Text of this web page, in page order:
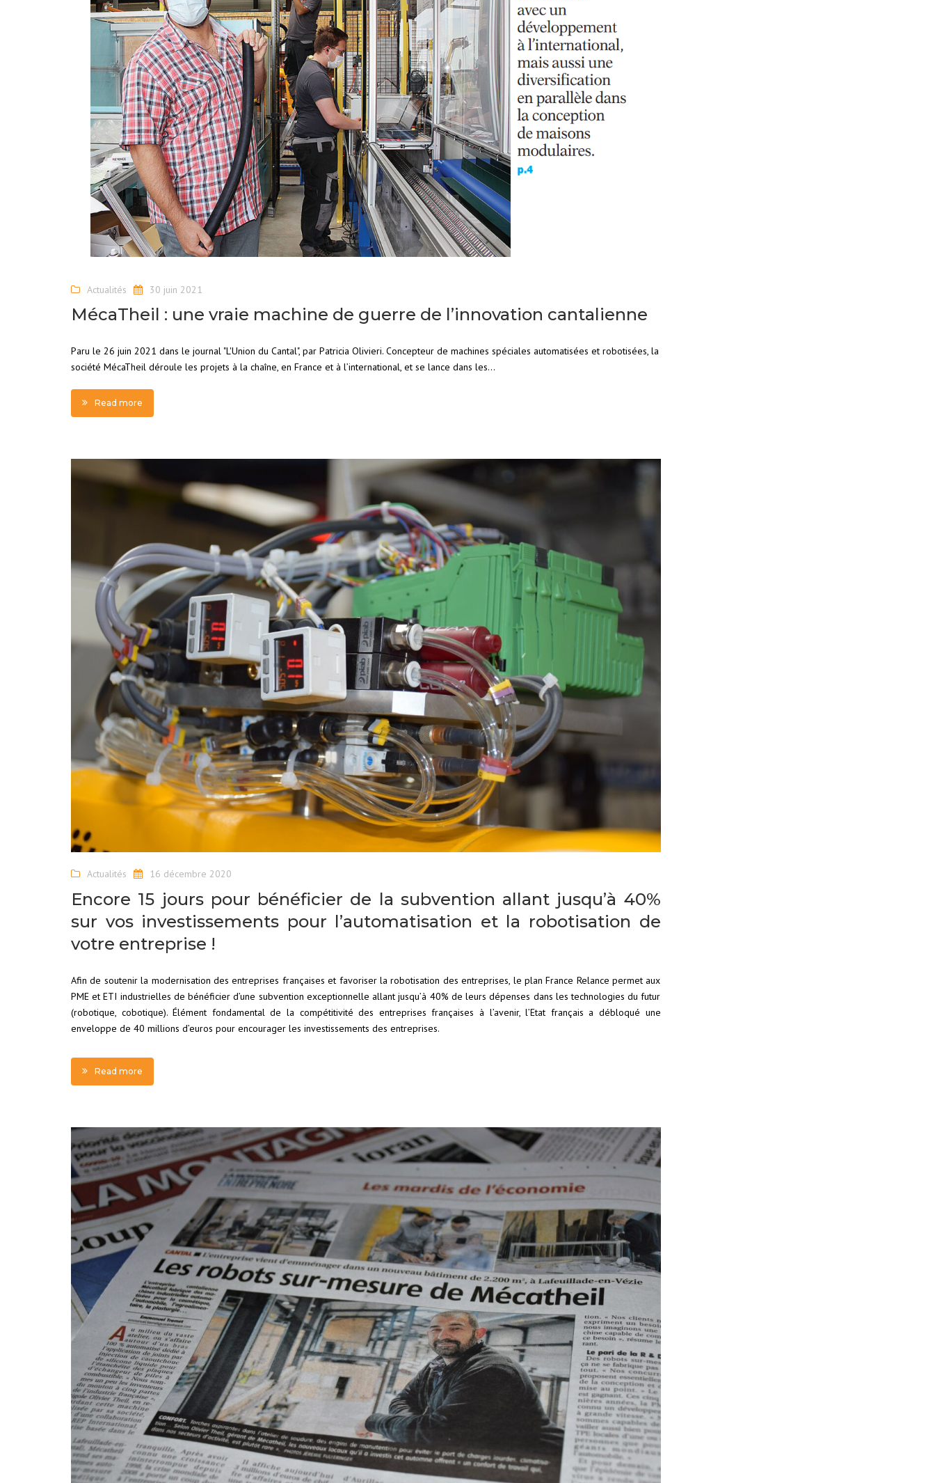
Actualités 30 juin 2021
MécaTheil : une vraie machine de guerre de l’innovation cantalienne
Paru le 26 juin 2021 dans le journal "L'Union du Cantal", par Patricia Olivieri. Concepteur de machines spéciales automatisées et robotisées, la
société MécaTheil déroule les projets à la chaîne, en France et à l’international, et se lance dans les...
Read more
Actualités 16 décembre 2020
Encore 15 jours pour bénéficier de la subvention allant jusqu’à 40%
sur vos investissements pour l’automatisation et la robotisation de
votre entreprise !
Afin de soutenir la modernisation des entreprises françaises et favoriser la robotisation des entreprises, le plan France Relance permet aux
PME et ETI industrielles de bénéficier d’une subvention exceptionnelle allant jusqu’à 40% de leurs dépenses dans les technologies du futur
(robotique, cobotique). Élément fondamental de la compétitivité des entreprises françaises à l’avenir, l’Etat français a débloqué une
enveloppe de 40 millions d’euros pour encourager les investissements des entreprises.
Read more